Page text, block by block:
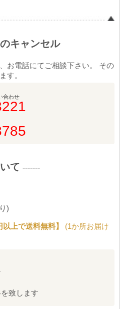
キャンセル
お電話にてご相談下さい。 その
す。
合わせ
て -------
)
上で送料無料】
(1か所お届け
致します